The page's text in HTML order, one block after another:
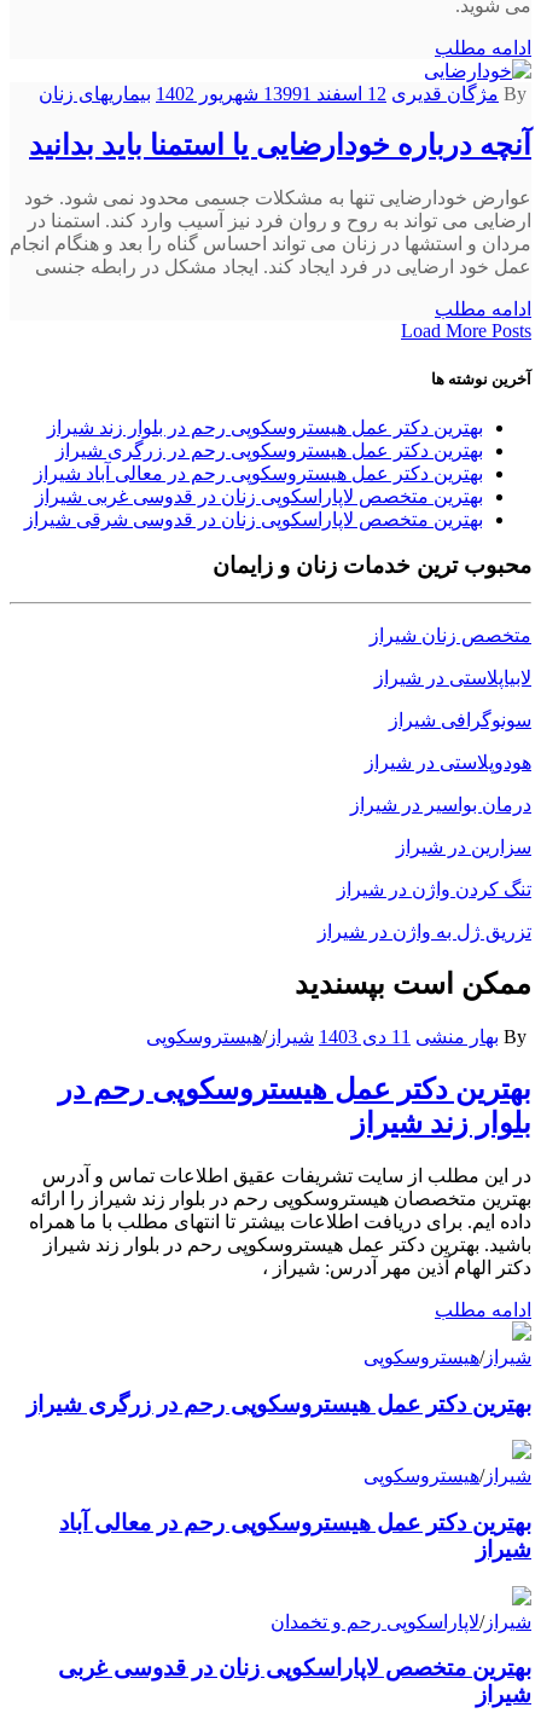
می شوید.
ادامه مطلب
مژگان قدیری 12 اسفند 1399 1 شهریور 1402 بیماریهای زنان
آنچه درباره خودارضایی یا استمنا باید بدانید
عوارض خودارضایی تنها به مشکلات جسمی محدود نمی شود. خود
ارضایی می تواند به روح و روان فرد نیز آسیب وارد کند. استمنا در
مردان و استشها در زنان می تواند احساس گناه را بعد و هنگام انجام
عمل خود ارضایی در فرد ایجاد کند. ایجاد مشکل در رابطه جنسی
ادامه مطلب
Load More Posts
آخرین نوشته ها
بهترین دکتر عمل هیستروسکوپی رحم در بلوار زند شیراز
بهترین دکتر عمل هیستروسکوپی رحم در زرگری شیراز
بهترین دکتر عمل هیستروسکوپی رحم در معالی آباد شیراز
بهترین متخصص لاپاراسکوپی زنان در قدوسی غربی شیراز
بهترین متخصص لاپاراسکوپی زنان در قدوسی شرقی شیراز
محبوب ترین خدمات زنان و زایمان
متخصص زنان شیراز
لابیاپلاستی در شیراز
سونوگرافی شیراز
هودوپلاستی در شیراز
درمان بواسیر در شیراز
سزارین در شیراز
تنگ کردن واژن در شیراز
تزریق ژل به واژن در شیراز
ممکن است بپسندید
بهار منشی 11 دی 1403 شیراز/هیستروسکوپی
بهترین دکتر عمل هیستروسکوپی رحم در
بلوار زند شیراز
در این مطلب از سایت تشریفات عقیق اطلاعات تماس و آدرس
بهترین متخصصان هیستروسکوپی رحم در بلوار زند شیراز را ارائه
داده ایم. برای دریافت اطلاعات بیشتر تا انتهای مطلب با ما همراه
باشید. بهترین دکتر عمل هیستروسکوپی رحم در بلوار زند شیراز
دکتر الهام آذین مهر آدرس: شیراز ،
ادامه مطلب
شیراز/هیستروسکوپی
بهترین دکتر عمل هیستروسکوپی رحم در زرگری شیراز
شیراز/هیستروسکوپی
بهترین دکتر عمل هیستروسکوپی رحم در معالی آباد
شیراز
شیراز/لاپاراسکوپی رحم و تخمدان
بهترین متخصص لاپاراسکوپی زنان در قدوسی غربی
شیراز